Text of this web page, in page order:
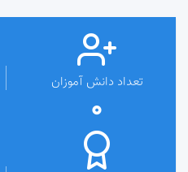
تعداد دانش آموزان
0